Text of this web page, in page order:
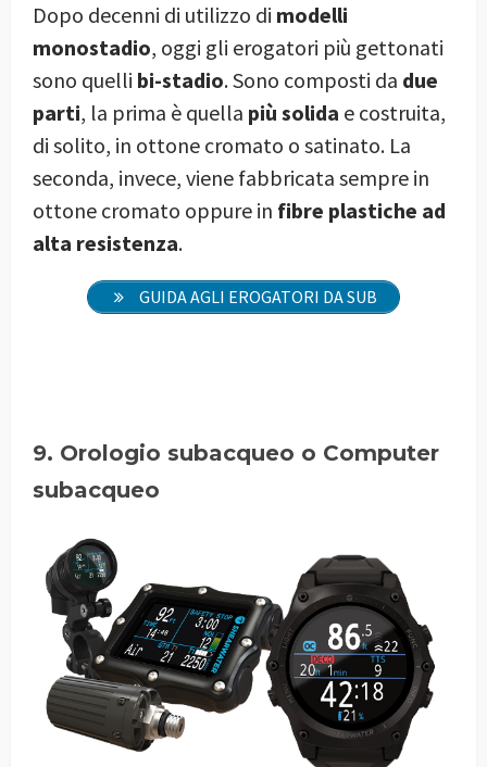
Dopo decenni di utilizzo di modelli
monostadio, oggi gli erogatori più gettonati
sono quelli bi-stadio. Sono composti da due
parti, la prima è quella più solida e costruita,
di solito, in ottone cromato o satinato. La
seconda, invece, viene fabbricata sempre in
ottone cromato oppure in fibre plastiche ad
alta resistenza.
GUIDA AGLI EROGATORI DA SUB
9. Orologio subacqueo o Computer
subacqueo